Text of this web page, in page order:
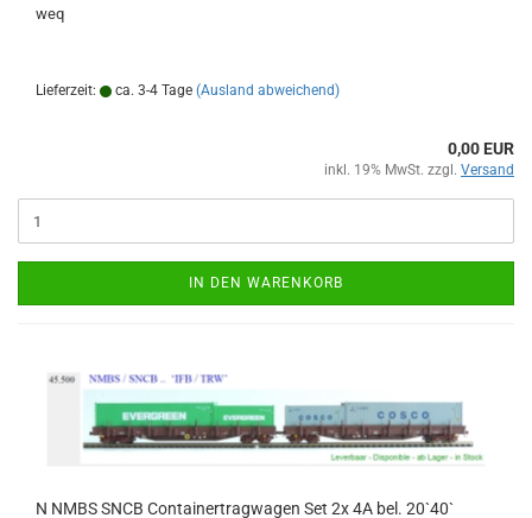
weq
Lieferzeit: ca. 3-4 Tage (Ausland abweichend)
0,00 EUR
inkl. 19% MwSt. zzgl. Versand
IN DEN WARENKORB
N NMBS SNCB Containertragwagen Set 2x 4A bel. 20`40`